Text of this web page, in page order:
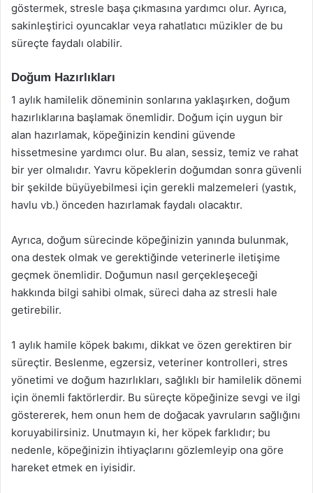
göstermek, stresle başa çıkmasına yardımcı olur. Ayrıca,
sakinleştirici oyuncaklar veya rahatlatıcı müzikler de bu
süreçte faydalı olabilir.
Doğum Hazırlıkları
1 aylık hamilelik döneminin sonlarına yaklaşırken, doğum
hazırlıklarına başlamak önemlidir. Doğum için uygun bir
alan hazırlamak, köpeğinizin kendini güvende
hissetmesine yardımcı olur. Bu alan, sessiz, temiz ve rahat
bir yer olmalıdır. Yavru köpeklerin doğumdan sonra güvenli
bir şekilde büyüyebilmesi için gerekli malzemeleri (yastık,
havlu vb.) önceden hazırlamak faydalı olacaktır.
Ayrıca, doğum sürecinde köpeğinizin yanında bulunmak,
ona destek olmak ve gerektiğinde veterinerle iletişime
geçmek önemlidir. Doğumun nasıl gerçekleşeceği
hakkında bilgi sahibi olmak, süreci daha az stresli hale
getirebilir.
1 aylık hamile köpek bakımı, dikkat ve özen gerektiren bir
süreçtir. Beslenme, egzersiz, veteriner kontrolleri, stres
yönetimi ve doğum hazırlıkları, sağlıklı bir hamilelik dönemi
için önemli faktörlerdir. Bu süreçte köpeğinize sevgi ve ilgi
göstererek, hem onun hem de doğacak yavruların sağlığını
koruyabilirsiniz. Unutmayın ki, her köpek farklıdır; bu
nedenle, köpeğinizin ihtiyaçlarını gözlemleyip ona göre
hareket etmek en iyisidir.